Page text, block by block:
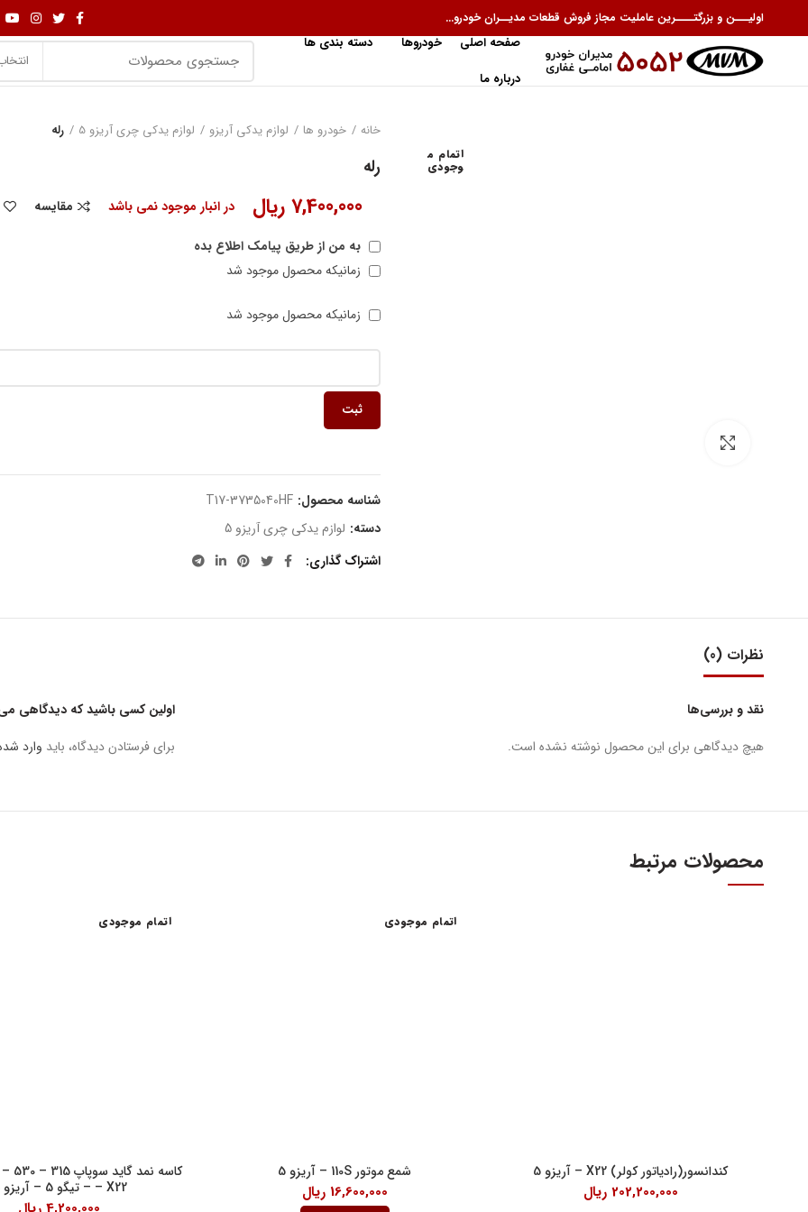
اولیـــن و بزرگتــــرین عاملیت مجاز فروش قطعات مدیــران خودرو...
صفحه اصلی
خودروها
دسته بندی ها
درباره ما
اتمام م
وجودی
خانه خودرو ها لوازم یدکی آریزو لوازم یدکی چری آریزو 5 رله
رله
7,400,000 ریال در انبار موجود نمی باشد مقایسه
به من از طریق پیامک اطلاع بده
زمانیکه محصول موجود شد
زمانیکه محصول موجود شد
ثبت
شناسه محصول: T17-3735040HF
دسته: لوازم یدکی چری آریزو 5
اشتراک گذاری
نظرات (0)
نقد و بررسی‌ها
هیچ دیدگاهی برای این محصول نوشته نشده است.
اولین کسی باشید که دیدگاهی
برای فرستادن دیدگاه، باید وارد
محصولات مرتبط
کندانسور(رادیاتور کولر) X22 – آریزو 5
202,200,000 ریال
اتمام موجودی
شمع موتور 110S – آریزو 5
16,600,000 ریال
اتمام موجودی
– X22 – تیگو 5 – آریزو 5